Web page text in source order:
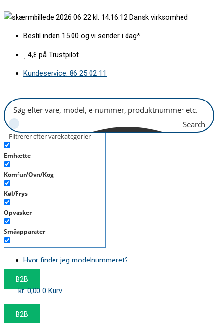
til
Dansk virksomhed
Bestil inden 15.00 og vi sender i dag*
4,8 på Trustpilot
Kundeservice: 86 25 02 11
Search
Filtrerer efter varekategorier
Emhætte
Komfur/Ovn/Kog
Køl/Frys
Opvasker
Småapparater
Støvsuger
Tørretumbler
Tilbehør/Plejemidler
Hvor finder jeg modelnummeret?
B2B
kr.0,00 0 Kurv
B2B
for
antal